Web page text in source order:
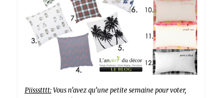
Piissstttt:Vous n’avez qu’une petite semaine pour voter,